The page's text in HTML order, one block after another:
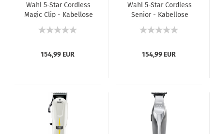
Wahl 5-Star Cordless
Magic Clip - Kabellose
154,99 EUR
Wahl 5-Star Cordless
Senior - Kabellose
154,99 EUR